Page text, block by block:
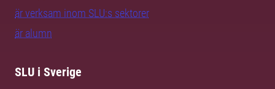
är verksam inom SLU:s sektorer
är alumn
SLU i Sverige